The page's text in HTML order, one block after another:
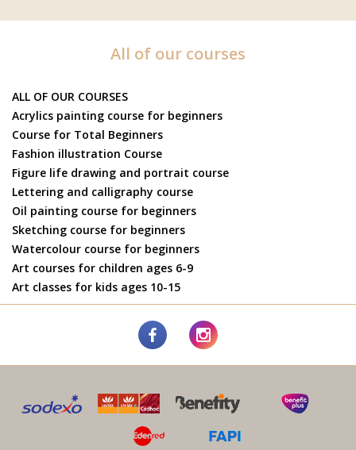
All of our courses
ALL OF OUR COURSES
Acrylics painting course for beginners
Course for Total Beginners
Fashion illustration Course
Figure life drawing and portrait course
Lettering and calligraphy course
Oil painting course for beginners
Sketching course for beginners
Watercolour course for beginners
Art courses for children ages 6-9
Art classes for kids ages 10-15